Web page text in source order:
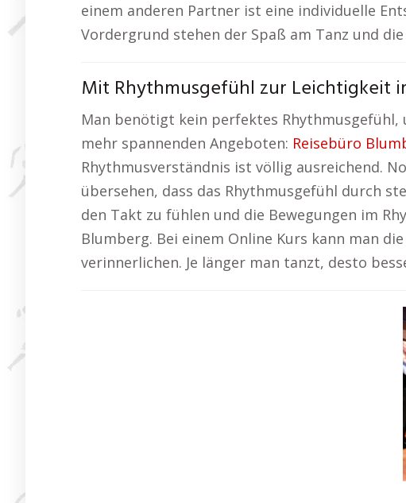
einem anderen Partner ist eine individuelle
Vordergrund stehen der Spaß am Tanz und
Mit Rhythmusgefühl zur Leichtigkeit
Man benötigt kein perfektes Rhythmusgefühl,
mehr spannenden Angeboten: Reisebüro
Rhythmusverständnis ist völlig ausreichend.
übersehen, dass das Rhythmusgefühl durch
den Takt zu fühlen und die Bewegungen im
Blumberg. Bei einem Online Kurs kann man
verinnerlichen. Je länger man tanzt, desto